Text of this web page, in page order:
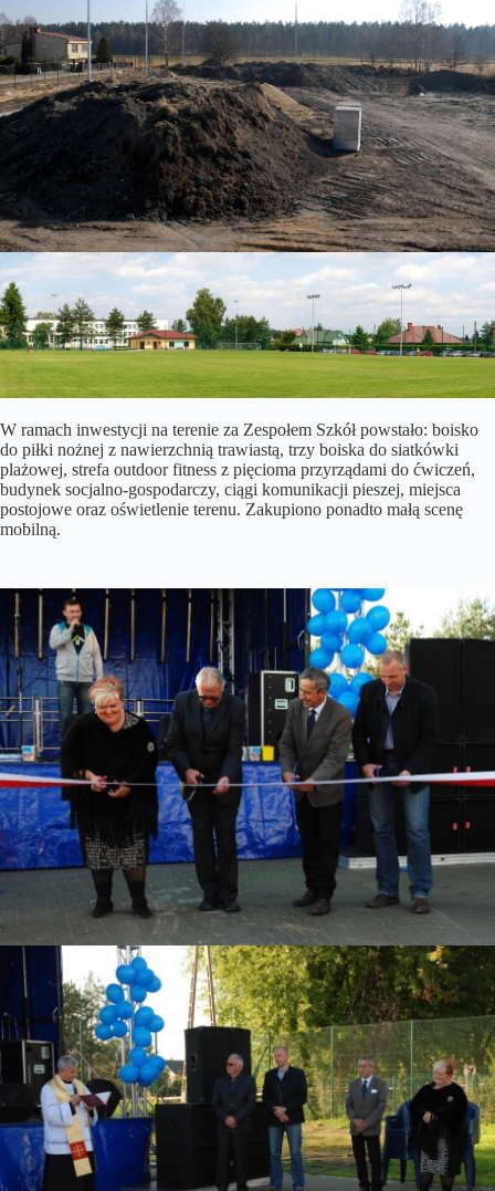
W ramach inwestycji na terenie za Zespołem Szkół powstało: boisko
do piłki nożnej z nawierzchnią trawiastą, trzy boiska do siatkówki
plażowej, strefa outdoor fitness z pięcioma przyrządami do ćwiczeń,
budynek socjalno-gospodarczy, ciągi komunikacji pieszej, miejsca
postojowe oraz oświetlenie terenu. Zakupiono ponadto małą scenę
mobilną.